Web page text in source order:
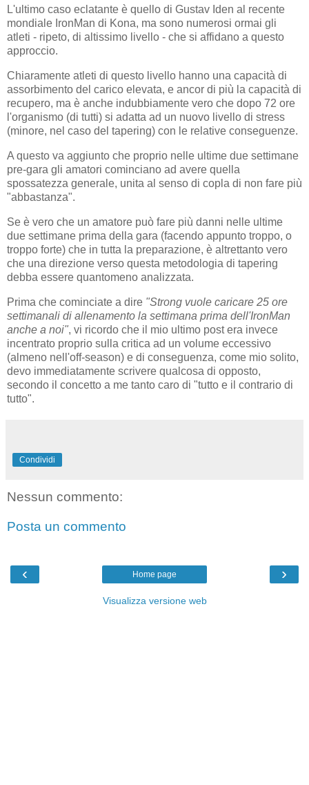
L'ultimo caso eclatante è quello di Gustav Iden al recente
mondiale IronMan di Kona, ma sono numerosi ormai gli
atleti - ripeto, di altissimo livello - che si affidano a questo
approccio.
Chiaramente atleti di questo livello hanno una capacità di
assorbimento del carico elevata, e ancor di più la capacità di
recupero, ma è anche indubbiamente vero che dopo 72 ore
l'organismo (di tutti) si adatta ad un nuovo livello di stress
(minore, nel caso del tapering) con le relative conseguenze.
A questo va aggiunto che proprio nelle ultime due settimane
pre-gara gli amatori cominciano ad avere quella
spossatezza generale, unita al senso di copla di non fare più
"abbastanza".
Se è vero che un amatore può fare più danni nelle ultime
due settimane prima della gara (facendo appunto troppo, o
troppo forte) che in tutta la preparazione, è altrettanto vero
che una direzione verso questa metodologia di tapering
debba essere quantomeno analizzata.
Prima che cominciate a dire "Strong vuole caricare 25 ore
settimanali di allenamento la settimana prima dell'IronMan
anche a noi", vi ricordo che il mio ultimo post era invece
incentrato proprio sulla critica ad un volume eccessivo
(almeno nell'off-season) e di conseguenza, come mio solito,
devo immediatamente scrivere qualcosa di opposto,
secondo il concetto a me tanto caro di "tutto e il contrario di
tutto".
Condividi
Nessun commento:
Posta un commento
‹ ›
Home page
Visualizza versione web